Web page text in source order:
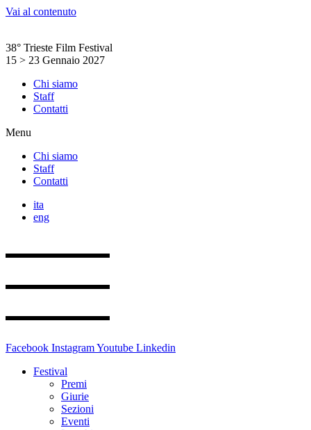
Vai al contenuto
38° Trieste Film Festival
15 > 23 Gennaio 2027
Chi siamo
Staff
Contatti
Menu
Chi siamo
Staff
Contatti
ita
eng
Facebook InstagramYoutube Linkedin
Festival
Premi
Giurie
Sezioni
Eventi